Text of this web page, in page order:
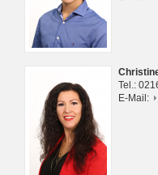
Tel.:
E-Mail: